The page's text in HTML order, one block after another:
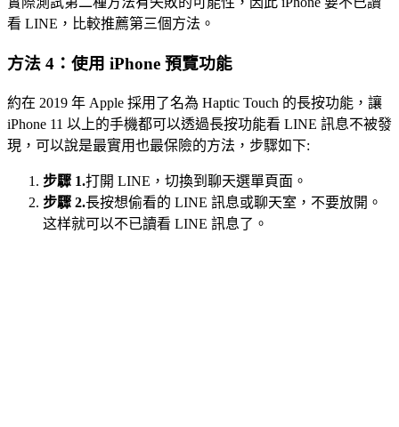
看 LINE，比較推薦第三個方法。
方法 4：使用 iPhone 預覽功能
約在 2019 年 Apple 採用了名為 Haptic Touch 的長按功能，讓
iPhone 11 以上的手機都可以透過長按功能看 LINE 訊息不被發
現，可以說是最實用也最保險的方法，步驟如下:
步驟 1.打開 LINE，切換到聊天選單頁面。
步驟 2.長按想偷看的 LINE 訊息或聊天室，不要放開。
这样就可以不已讀看 LINE 訊息了。